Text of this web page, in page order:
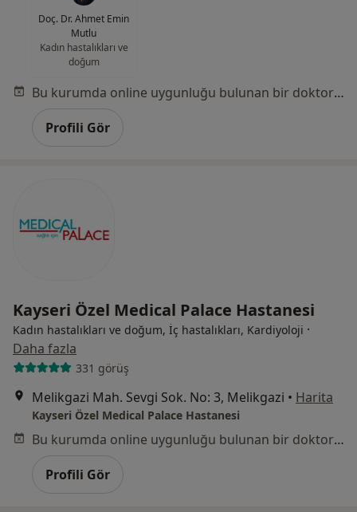
Doç. Dr. Ahmet Emin
Mutlu
Kadın hastalıkları ve
doğum
Bu kurumda online uygunluğu bulunan bir doktor veya uzman bulunamadı
Profili Gör
Kayseri Özel Medical Palace Hastanesi
Kadın hastalıkları ve doğum, İç hastalıkları, Kardiyoloji ·
Daha fazla
331 görüş
Melikgazi Mah. Sevgi Sok. No: 3, Melikgazi • Harita
Kayseri Özel Medical Palace Hastanesi
Bu kurumda online uygunluğu bulunan bir doktor veya uzman bulunamadı
Profili Gör